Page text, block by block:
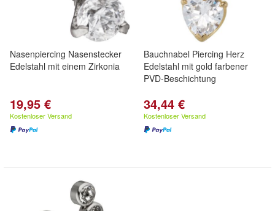
Nasenpiercing Nasenstecker
Edelstahl mit einem Zirkonia
19,95 €
Kostenloser Versand
Bauchnabel Piercing Herz
Edelstahl mit gold farbener
PVD-Beschichtung
34,44 €
Kostenloser Versand